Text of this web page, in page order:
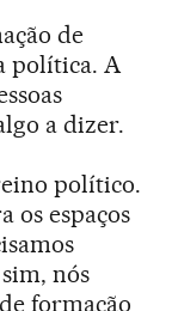
de
política. A
a dizer.
político.
os espaços
nós
formação